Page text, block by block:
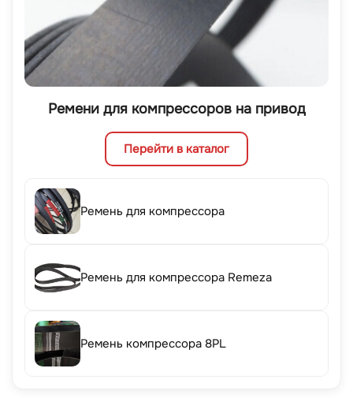
Ремени для компрессоров на привод
Перейти в каталог
Ремень для компрессора
Ремень для компрессора Remeza
Ремень компрессора 8PL